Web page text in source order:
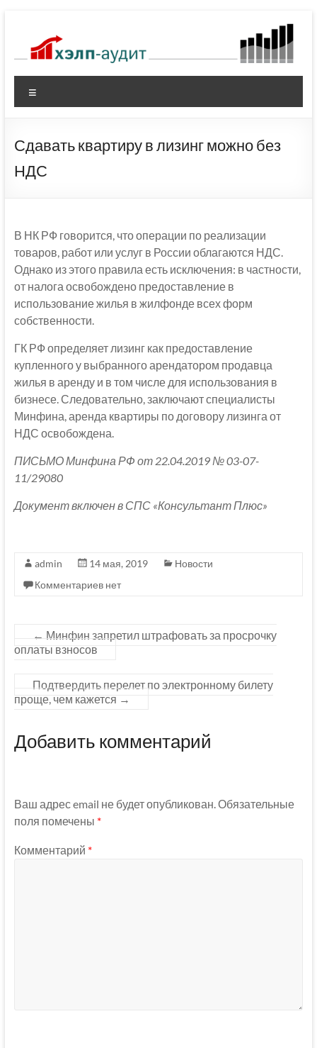
содержимому
Сдавать квартиру в лизинг можно без
НДС
В НК РФ говорится, что операции по реализации
товаров, работ или услуг в России облагаются НДС.
Однако из этого правила есть исключения: в частности,
от налога освобождено предоставление в
использование жилья в жилфонде всех форм
собственности.
ГК РФ определяет лизинг как предоставление
купленного у выбранного арендатором продавца
жилья в аренду и в том числе для использования в
бизнесе. Следовательно, заключают специалисты
Минфина, аренда квартиры по договору лизинга от
НДС освобождена.
ПИСЬМО Минфина РФ от 22.04.2019 № 03-07-
11/29080
Документ включен в СПС «Консультант Плюс»
admin 14 мая, 2019
Новости
Комментариев нет
← Минфин запретил штрафовать за просрочку
оплаты взносов
Подтвердить перелет по электронному билету
проще, чем кажется →
Добавить комментарий
Ваш адрес email не будет опубликован. Обязательные
поля помечены *
Комментарий *